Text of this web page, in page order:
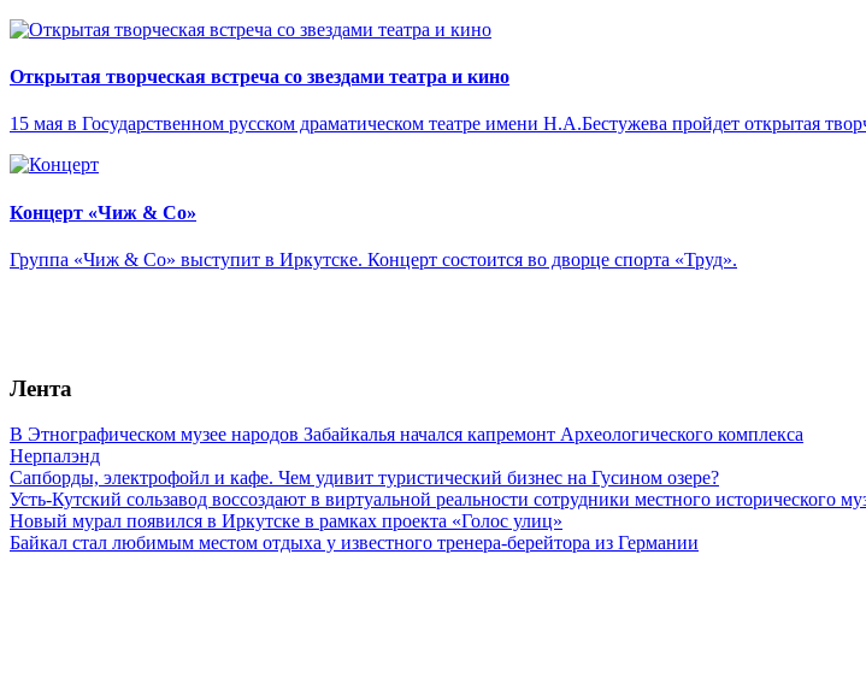
Открытая творческая встреча со звездами театра и кино
15 мая в Государственном русском драматическом театре имени Н.А.Бестужева пройдет открытая
Концерт «Чиж & Cо»
Группа «Чиж & Co» выступит в Иркутске. Концерт состоится во дворце спорта «Труд».
Лента
В Этнографическом музее народов Забайкалья начался капремонт Археологического комплекса
Нерпалэнд
Сапборды, электрофойл и кафе. Чем удивит туристический бизнес на Гусином озере?
Усть-Кутский сользавод воссоздают в виртуальной реальности сотрудники местного исторического
Новый мурал появился в Иркутске в рамках проекта «Голос улиц»
Байкал стал любимым местом отдыха у известного тренера-берейтора из Германии